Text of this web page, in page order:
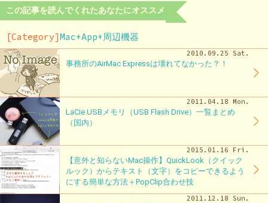
この記事を読んでくれたあなたにオススメ
[Category]Mac+App+周辺機器
2010.09.25 Sat.
事務所のAirMac Expressは壊れてなかった？！
2011.04.18 Mon.
LaCie USBメモリ（USB Flash Drive）一覧まとめ
（国内）
2015.01.16 Fri.
【意外と知らないMac操作】QuickLook（クイック
ルック）からテキスト（文字）をコピーできるよう
にする簡単な方法＋PopClip合わせ技
2011.12.18 Sun.